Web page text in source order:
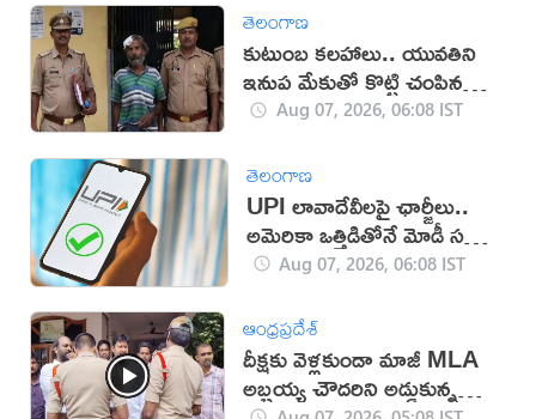
తెలంగాణ
కుటుంబ కలహాలు.. యువతిని
ఇనుప మేకుతో కొట్టి చంపిన
తండ్రిAug 07, 2026, 06:08 IST
తెలంగాణ
UPI లావాదేవీలపై ఛార్జీలు..
అమెరికా ఒత్తిడితోనే మోడీ సర్కార్‌
నిర్ణయం?
Aug 07, 2026, 06:08 IST
ఆంధ్రప్రదేశ్
దీక్షకు వెళ్లకుండా మాజీ MLA
అబ్బ‌య్య చౌద‌రిని అడ్డుకున్న